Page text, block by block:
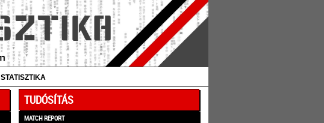
STATISZTIKA
TUDÓSÍTÁS
MATCH REPORT